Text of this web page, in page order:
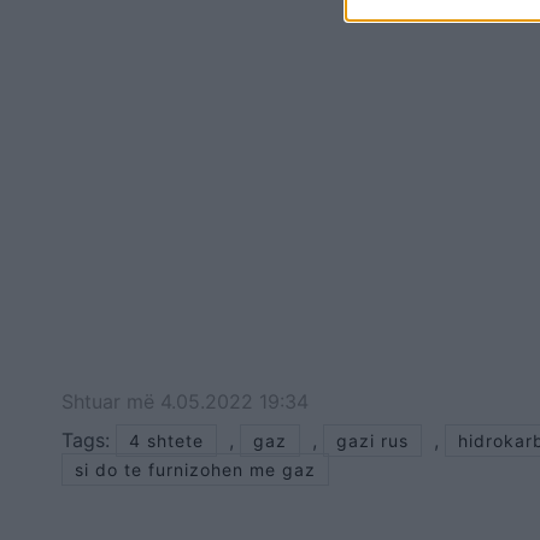
Shtuar më 4.05.2022 19:34
Tags:
4 shtete , gaz , gazi rus ,
si do te furnizohen me gaz